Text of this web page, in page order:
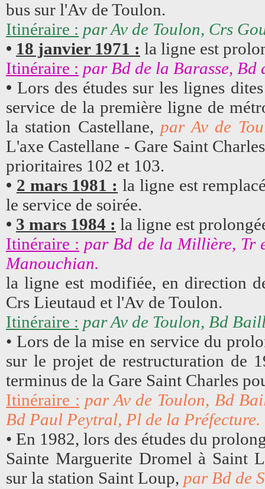
bus sur l'Av de Toulon.
Itinéraire : par Av de Toulon, Crs
• 18 janvier 1971 : la ligne est
Itinéraire : par Bd de la Barasse,
•Lors des études sur les lignes
service de la première ligne de
la station Castellane, par Av de
L'axe Castellane - Gare Saint
prioritaires 102 et 103.
• 2 mars 1981 : la ligne est
le service de soirée.
• 3 mars 1984 : la ligne est
Itinéraire : par Bd de la Millière, Tr
Manouchian.
la ligne est modifiée, en direction
Crs Lieutaud et l'Av de Toulon.
Itinéraire : par Av de Toulon, Bd
• Lors de la mise en service du
sur le projet de restructuration de
terminus de la Gare Saint Charles
Itinéraire : par Av de Toulon, Bd
Bd Paul Peytral, Pl de la Préfecture.
• En 1982, lors des études du
Sainte Marguerite Dromel à Saint
sur la station Saint Loup, par Bd de